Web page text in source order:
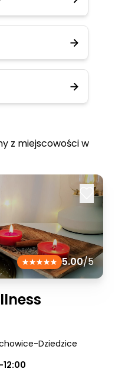
z miejscowości w
5.00/5
Dziedzice